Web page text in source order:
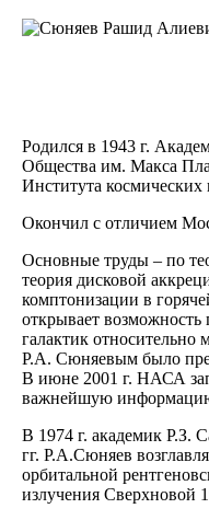
Родился в 1943 г.
Общества им. Макса
Института
Окончил с отличием
Основные труды – по
теория дисковой
комптонизации в
открывает возможность
галактик
Р.А. Сюняевым было
В июне 2001 г. НАСА
важнейшую
В 1974 г. академик Р.З.
гг. Р.А.Сюняев
орбитальной
излучения Сверхновой